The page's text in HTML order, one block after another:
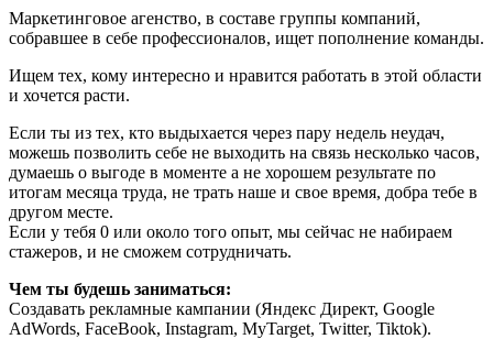
Маркетинговое агенство, в составе группы компаний,
собравшее в себе профессионалов, ищет пополнение команды.
Ищем тех, кому интересно и нравится работать в этой области
и хочется расти.
Если ты из тех, кто выдыхается через пару недель неудач,
можешь позволить себе не выходить на связь несколько часов,
думаешь о выгоде в моменте а не хорошем результате по
итогам месяца труда, не трать наше и свое время, добра тебе в
другом месте.
Если у тебя 0 или около того опыт, мы сейчас не набираем
стажеров, и не сможем сотрудничать.
Чем ты будешь заниматься:
Создавать рекламные кампании (Яндекс Директ, Google
AdWords, FaceBook, Instagram, MyTarget, Twitter, Tiktok).